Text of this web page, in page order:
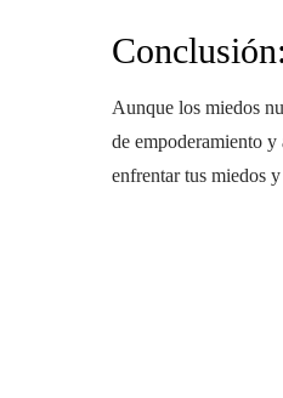
Aunque los miedos
de empoderamiento y
enfrentar tus miedos